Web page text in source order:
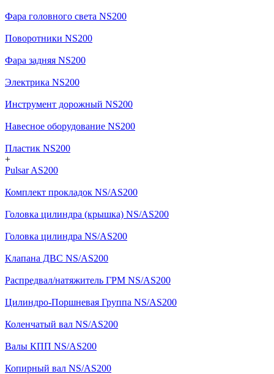
Фара головного света NS200
Поворотники NS200
Фара задняя NS200
Электрика NS200
Инструмент дорожный NS200
Навесное оборудование NS200
Пластик NS200
+
Pulsar AS200
Комплект прокладок NS/AS200
Головка цилиндра (крышка) NS/AS200
Головка цилиндра NS/AS200
Клапана ДВС NS/AS200
Распредвал/натяжитель ГРМ NS/AS200
Цилиндро-Поршневая Группа NS/AS200
Коленчатый вал NS/AS200
Валы КПП NS/AS200
Копирный вал NS/AS200